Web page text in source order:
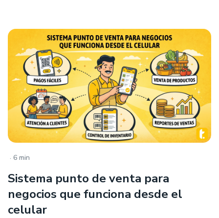
. 6 min
Sistema punto de venta para
negocios que funciona desde el
celular